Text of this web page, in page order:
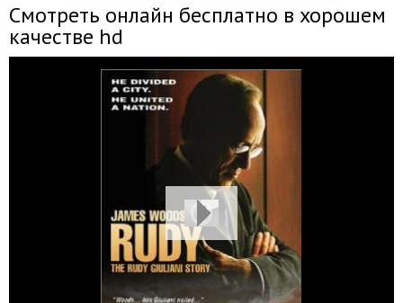
Смотреть онлайн бесплатно в хорошем
качестве hd